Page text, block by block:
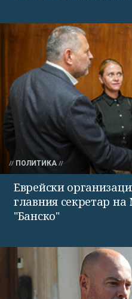
ПОЛИТИКА
Еврейски
главния секретар
"Банско"